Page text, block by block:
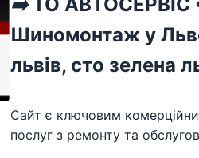
Шиномонтаж у
львів, сто зелена
Сайт є ключовим
послуг з ремонту та